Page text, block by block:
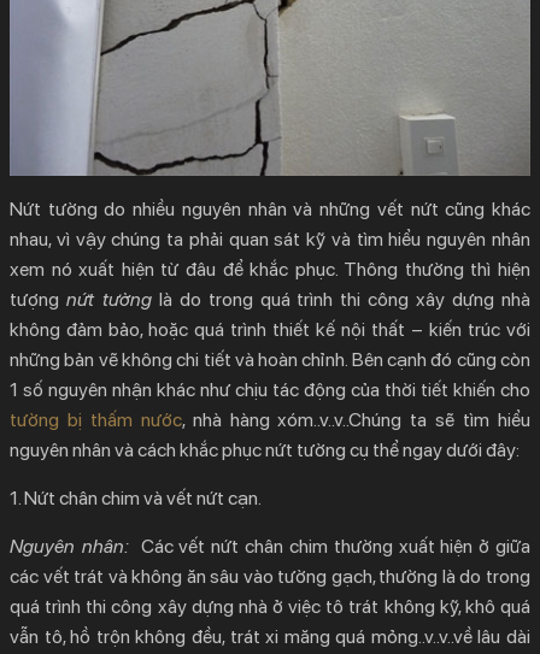
Nứt tường do nhiều nguyên nhân và những vết nứt cũng khác
nhau, vì vậy chúng ta phải quan sát kỹ và tìm hiểu nguyên nhân
xem nó xuất hiện từ đâu để khắc phục. Thông thường thì hiện
tượng nứt tườnglà do trong quá trình thi công xây dựng nhà
không đảm bảo, hoặc quá trình thiết kế nội thất – kiến trúc với
những bản vẽ không chi tiết và hoàn chỉnh. Bên cạnh đó cũng còn
1 số nguyên nhận khác như chịu tác động của thời tiết khiến cho
tường bị thấm nước, nhà hàng xóm..v..v..Chúng ta sẽ tìm hiểu
nguyên nhân và cách khắc phục nứt tường cụ thể ngay dưới đây:
1. Nứt chân chim và vết nứt cạn.
Nguyên nhân:Các vết nứt chân chim thường xuất hiện ở giữa
các vết trát và không ăn sâu vào tường gạch, thường là do trong
quá trình thi công xây dựng nhà ở việc tô trát không kỹ, khô quá
vẫn tô, hồ trộn không đều, trát xi măng quá mỏng..v..v..về lâu dài